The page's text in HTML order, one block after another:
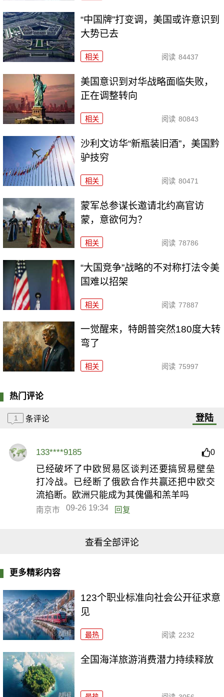
“中国牌”打变调，美国或许意识到
大势已去
相关 阅读 84437
美国意识到对华战略面临失败，
正在调整转向
相关 阅读 80843
沙利文访华“新瓶装旧酒”，美国黔
驴技穷
相关 阅读 80471
​蒙军总参谋长邀请北约高官访
蒙，意欲何为？
相关 阅读 78786
“大国竞争”战略的不对称打法令美
国难以招架
相关 阅读 77887
一觉醒来，特朗普突然180度大转
弯了
相关 阅读 75997
热门评论
1 条评论 登陆
133****9185 0
已经破坏了中欧贸易区谈判还要搞贸易壁垒
打冷战。已经断了俄欧合作共赢还把中欧交
流掐断。欧洲只能成为其傀儡和羔羊吗
南京市 09-26 19:34 回复
查看全部评论
更多精彩内容
123个职业标准向社会公开征求意
见
最热 阅读 2232
全国海洋旅游消费潜力持续释放